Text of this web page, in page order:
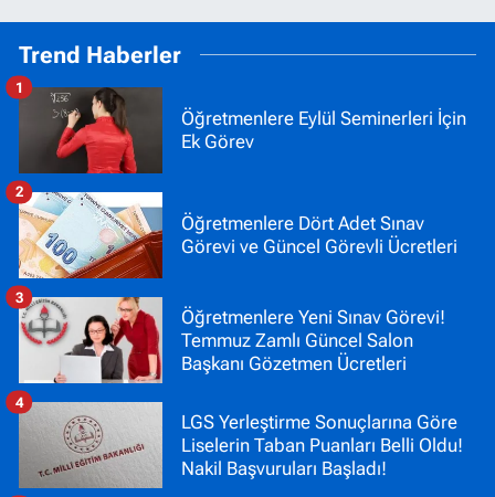
Trend Haberler
Öğretmenlere Eylül Seminerleri İçin
Ek Görev
1
Öğretmenlere Dört Adet Sınav
Görevi ve Güncel Görevli Ücretleri
2
Öğretmenlere Yeni Sınav Görevi!
Temmuz Zamlı Güncel Salon
Başkanı Gözetmen Ücretleri
3
LGS Yerleştirme Sonuçlarına Göre
Liselerin Taban Puanları Belli Oldu!
Nakil Başvuruları Başladı!
4